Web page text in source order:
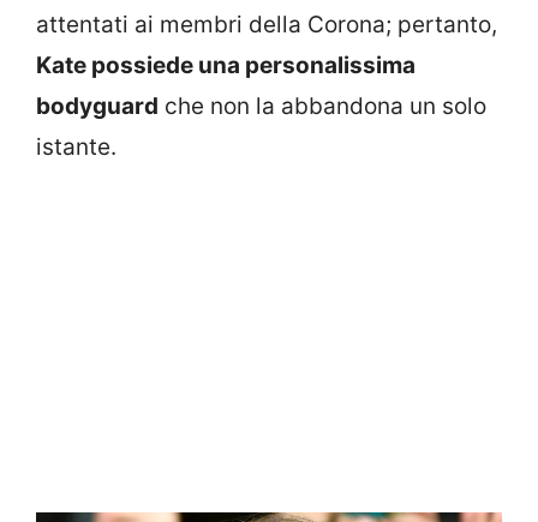
attentati ai membri della Corona; pertanto,
Kate possiede una personalissima
bodyguard che non la abbandona un solo
istante.